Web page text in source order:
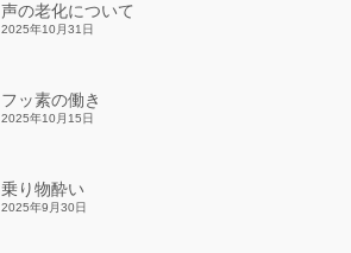
声の老化について
2025年10月31日
フッ素の働き
2025年10月15日
乗り物酔い
2025年9月30日